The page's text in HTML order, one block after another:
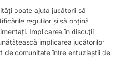
poate ajuta jucătorii să
regulilor și să obțină
Implicarea în discuții
implicarea jucătorilor
de comunitate între entuziaștii de